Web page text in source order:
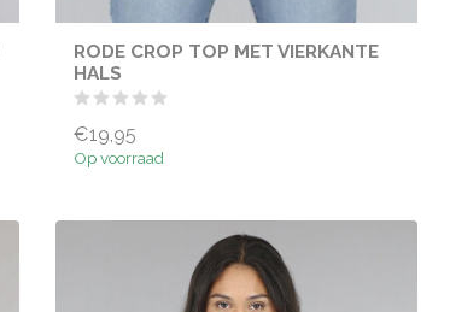
RODE CROP TOP MET VIERKANTE
HALS
€19,95
Op voorraad